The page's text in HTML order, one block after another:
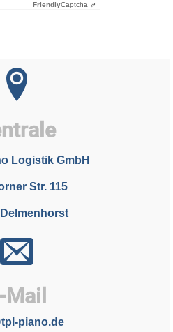
FriendlyCaptcha ⇗
Logistik GmbH
Str. 115
Mail
piano.de